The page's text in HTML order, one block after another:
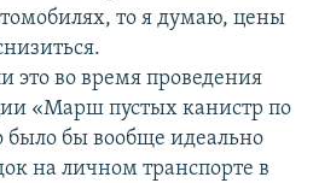
то я думаю, цены
это во время проведения
«Марш пустых канистр по
было бы вообще идеально
на личном транспорте в